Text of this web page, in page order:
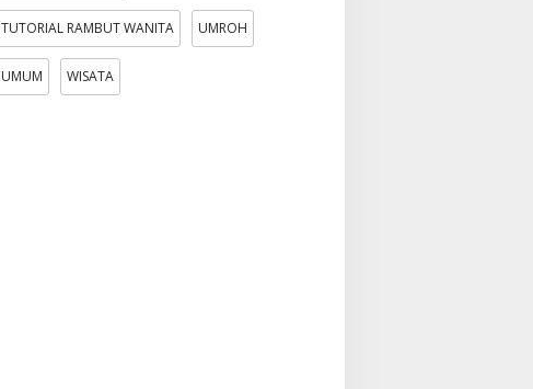
TUTORIAL RAMBUT WANITA UMROH
UMUM WISATA